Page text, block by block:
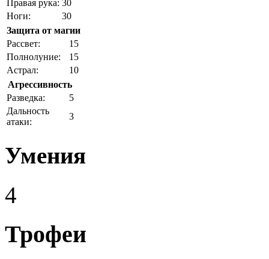
Правая рука: 30
Ноги:
30
Защита от магии
Рассвет:
15
Полнолуние:
15
Астрал:
10
Агрессивность
Разведка:
5
Дальность
атаки:
3
Умения
4
Трофеи